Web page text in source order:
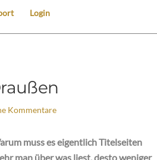
Login
Kommentare
muss es eigentlich Titelseiten
man über was liest, desto weniger